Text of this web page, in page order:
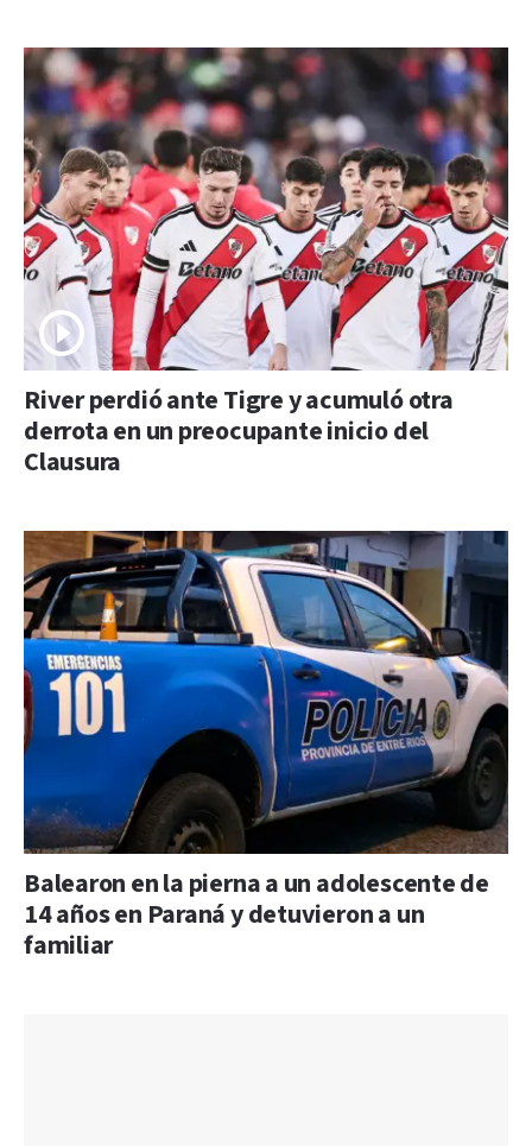
River perdió ante Tigre y acumuló otra
derrota en un preocupante inicio del
Clausura
Balearon en la pierna a un adolescente de
14 años en Paraná y detuvieron a un
familiar